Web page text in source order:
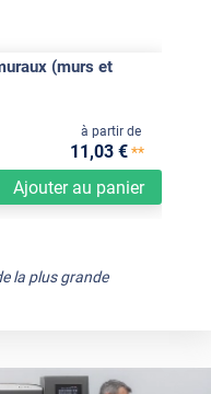
(murs et
Ajouter au panier
à partir de
11 ,03 €**
la plus grande